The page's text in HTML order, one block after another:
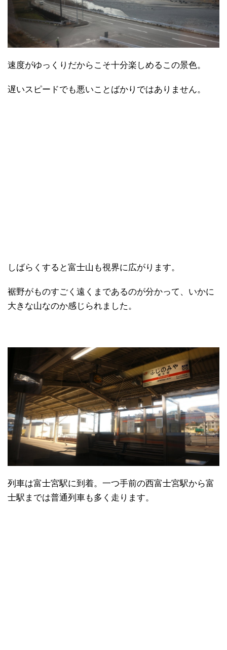
速度がゆっくりだからこそ十分楽しめるこの景色。
遅いスピードでも悪いことばかりではありません。
しばらくすると富士山も視界に広がります。
裾野がものすごく遠くまであるのが分かって、いかに
大きな山なのか感じられました。
列車は富士宮駅に到着。一つ手前の西富士宮駅から富
士駅までは普通列車も多く走ります。